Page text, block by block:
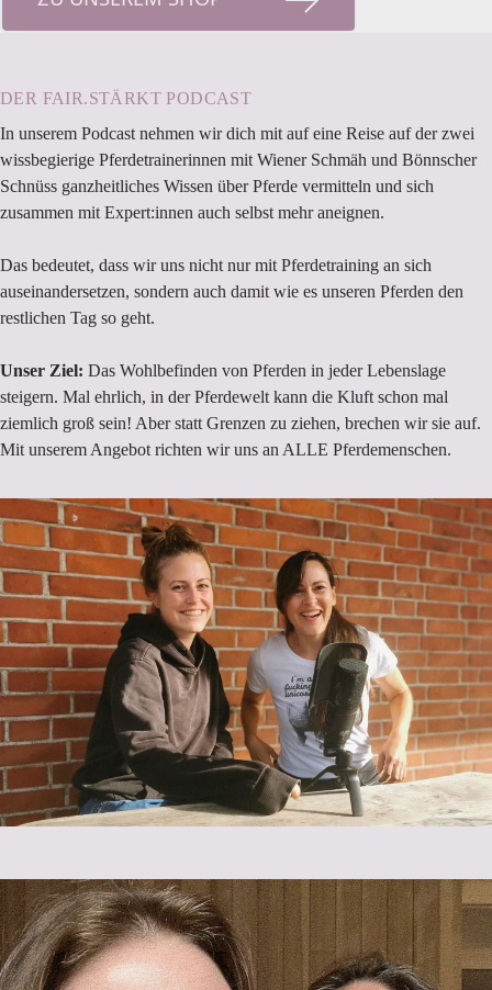
DER FAIR.STÄRKT PODCAST
In unserem Podcast nehmen wir dich mit auf eine Reise auf der zwei
wissbegierige Pferdetrainerinnen mit Wiener Schmäh und Bönnscher
Schnüss ganzheitliches Wissen über Pferde vermitteln und sich
zusammen mit Expert:innen auch selbst mehr aneignen.
Das bedeutet, dass wir uns nicht nur mit Pferdetraining an sich
auseinandersetzen, sondern auch damit wie es unseren Pferden den
restlichen Tag so geht.
Unser Ziel: Das Wohlbefinden von Pferden in jeder Lebenslage
steigern. Mal ehrlich, in der Pferdewelt kann die Kluft schon mal
ziemlich groß sein! Aber statt Grenzen zu ziehen, brechen wir sie auf.
Mit unserem Angebot richten wir uns an ALLE Pferdemenschen.